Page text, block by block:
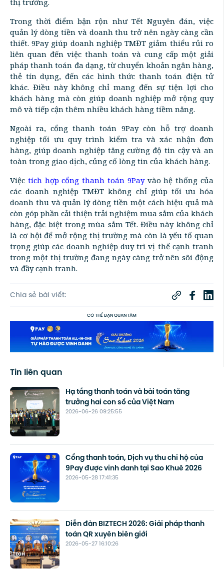
thị trường.
Trong thời điểm bận rộn như Tết Nguyên đán, việc
quản lý dòng tiền và doanh thu trở nên ngày càng cần
thiết. 9Pay giúp doanh nghiệp TMĐT giảm thiểu rủi ro
liên quan đến việc thanh toán và cung cấp một giải
pháp thanh toán đa dạng, từ chuyển khoản ngân hàng,
thẻ tín dụng, đến các hình thức thanh toán điện tử
khác. Điều này không chỉ mang đến sự tiện lợi cho
khách hàng mà còn giúp doanh nghiệp mở rộng quy
mô và tiếp cận thêm nhiều khách hàng tiềm năng.
Ngoài ra, cổng thanh toán 9Pay còn hỗ trợ doanh
nghiệp tối ưu quy trình kiểm tra và xác nhận đơn
hàng, giúp doanh nghiệp tăng cường độ tin cậy và an
toàn trong giao dịch, củng cố lòng tin của khách hàng.
Việc tích hợp cổng thanh toán 9Payvào hệ thống của
các doanh nghiệp TMĐT không chỉ giúp tối ưu hóa
doanh thu và quản lý dòng tiền một cách hiệu quả mà
còn góp phần cải thiện trải nghiệm mua sắm của khách
hàng, đặc biệt trong mùa sắm Tết. Điều này không chỉ
là cơ hội để mở rộng thị trường mà còn là yếu tố quan
trọng giúp các doanh nghiệp duy trì vị thế cạnh tranh
trong một thị trường đang ngày càng trở nên sôi động
và đầy cạnh tranh.
Chia sẻ bài viết:
CÓ THỂ BẠN QUAN TÂM
Tin liên quan
2026-06-26 09:25:55
Hạ tầng thanh toán và bài toán tăng
trưởng hai con số của Việt Nam
2026-05-28 17:41:35
Cổng thanh toán, Dịch vụ thu chi hộ của
9Pay được vinh danh tại Sao Khuê 2026
2026-05-27 16:10:26
Diễn đàn BIZTECH 2026: Giải pháp thanh
toán QR xuyên biên giới